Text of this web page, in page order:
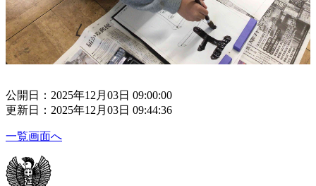
公開日：2025年12月03日 09:00:00
更新日：2025年12月03日 09:44:36
一覧画面へ